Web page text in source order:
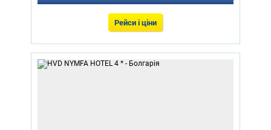
Рейси і ціни